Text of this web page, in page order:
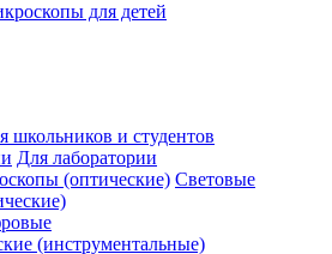
для детей
школьников и студентов
Для лаборатории
Световые